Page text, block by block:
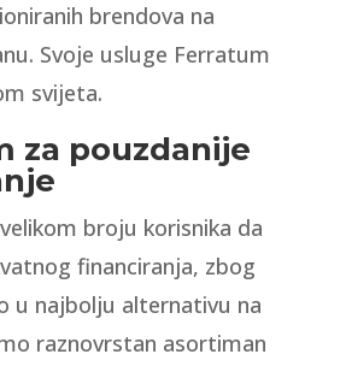
brendova na
Svoje usluge Ferratum
svijeta.
za pouzdanije
broju korisnika da
financiranja, zbog
u najbolju alternativu na
raznovrstan asortiman